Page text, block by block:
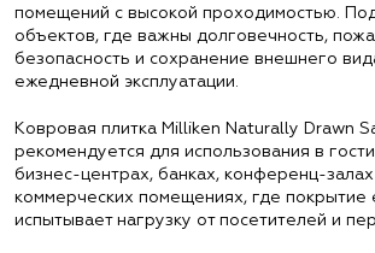
помещений с высокой проходимостью.
объектов, где важны долговечность,
безопасность и сохранение внешнего
ежедневной эксплуатации.
Ковровая плитка Milliken Naturally Drawn
рекомендуется для использования в
бизнес-центрах, банках, конференц-
коммерческих помещениях, где покрытие
испытывает нагрузку от посетителей и